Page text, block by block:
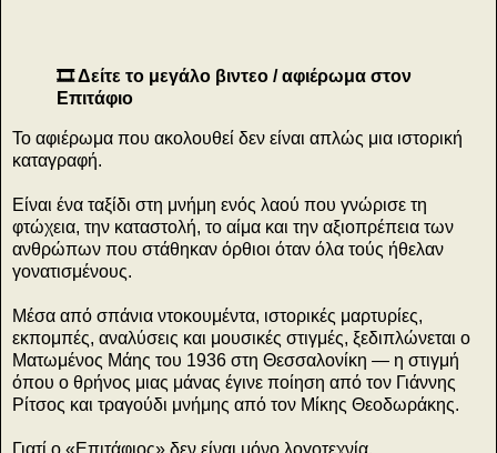
🎞️ Δείτε το μεγάλο βιντεο / αφιέρωμα στον
Επιτάφιο
Το αφιέρωμα που ακολουθεί δεν είναι απλώς μια ιστορική
καταγραφή.
Είναι ένα ταξίδι στη μνήμη ενός λαού που γνώρισε τη
φτώχεια, την καταστολή, το αίμα και την αξιοπρέπεια των
ανθρώπων που στάθηκαν όρθιοι όταν όλα τούς ήθελαν
γονατισμένους.
Μέσα από σπάνια ντοκουμέντα, ιστορικές μαρτυρίες,
εκπομπές, αναλύσεις και μουσικές στιγμές, ξεδιπλώνεται ο
Ματωμένος Μάης του 1936 στη Θεσσαλονίκη — η στιγμή
όπου ο θρήνος μιας μάνας έγινε ποίηση από τον Γιάννης
Ρίτσος και τραγούδι μνήμης από τον Μίκης Θεοδωράκης.
Γιατί ο «Επιτάφιος» δεν είναι μόνο λογοτεχνία.